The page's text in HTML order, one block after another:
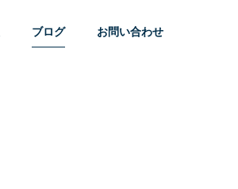
ブログ お問い合わせ